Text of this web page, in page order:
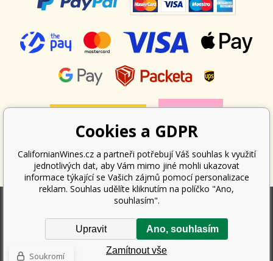
Podle zákona o evidenci tržeb je prodávající povinen vystavit kupujícímu
účtenku. Zároveň je povinen zaevidovat přijatou tržbu u správce daně
online; v případě technického výpadku pak nejpozději do 48 hodin.
Copyright ©
Californian Wines Export s.r.o.
Cookies a GDPR
CalifornianWines.cz a partneři potřebují Váš souhlas k využití
jednotlivých dat, aby Vám mimo jiné mohli ukazovat
informace týkající se Vašich zájmů pomocí personalizace
reklam. Souhlas udělíte kliknutím na políčko "Ano,
souhlasím".
Zamítnout vše
Ano, souhlasím
Upravit
Soukromí